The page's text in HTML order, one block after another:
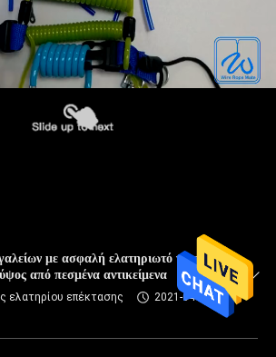
με ασφαλή ελατηριωτό γάντζο
από πεσμένα αντικείμενα
ελατηρίου επέκτασης
2021-04-06